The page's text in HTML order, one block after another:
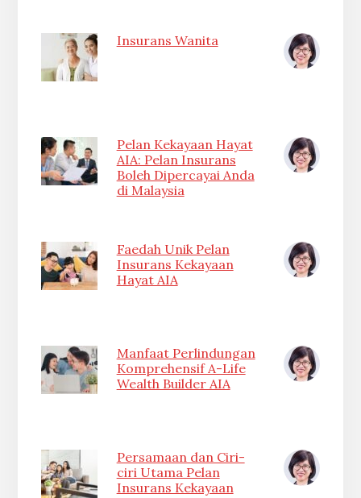
Insurans Wanita
Pelan Kekayaan Hayat
AIA: Pelan Insurans
Boleh Dipercayai Anda
di Malaysia
Faedah Unik Pelan
Insurans Kekayaan
Hayat AIA
Manfaat Perlindungan
Komprehensif A-Life
Wealth Builder AIA
Persamaan dan Ciri-
ciri Utama Pelan
Insurans Kekayaan